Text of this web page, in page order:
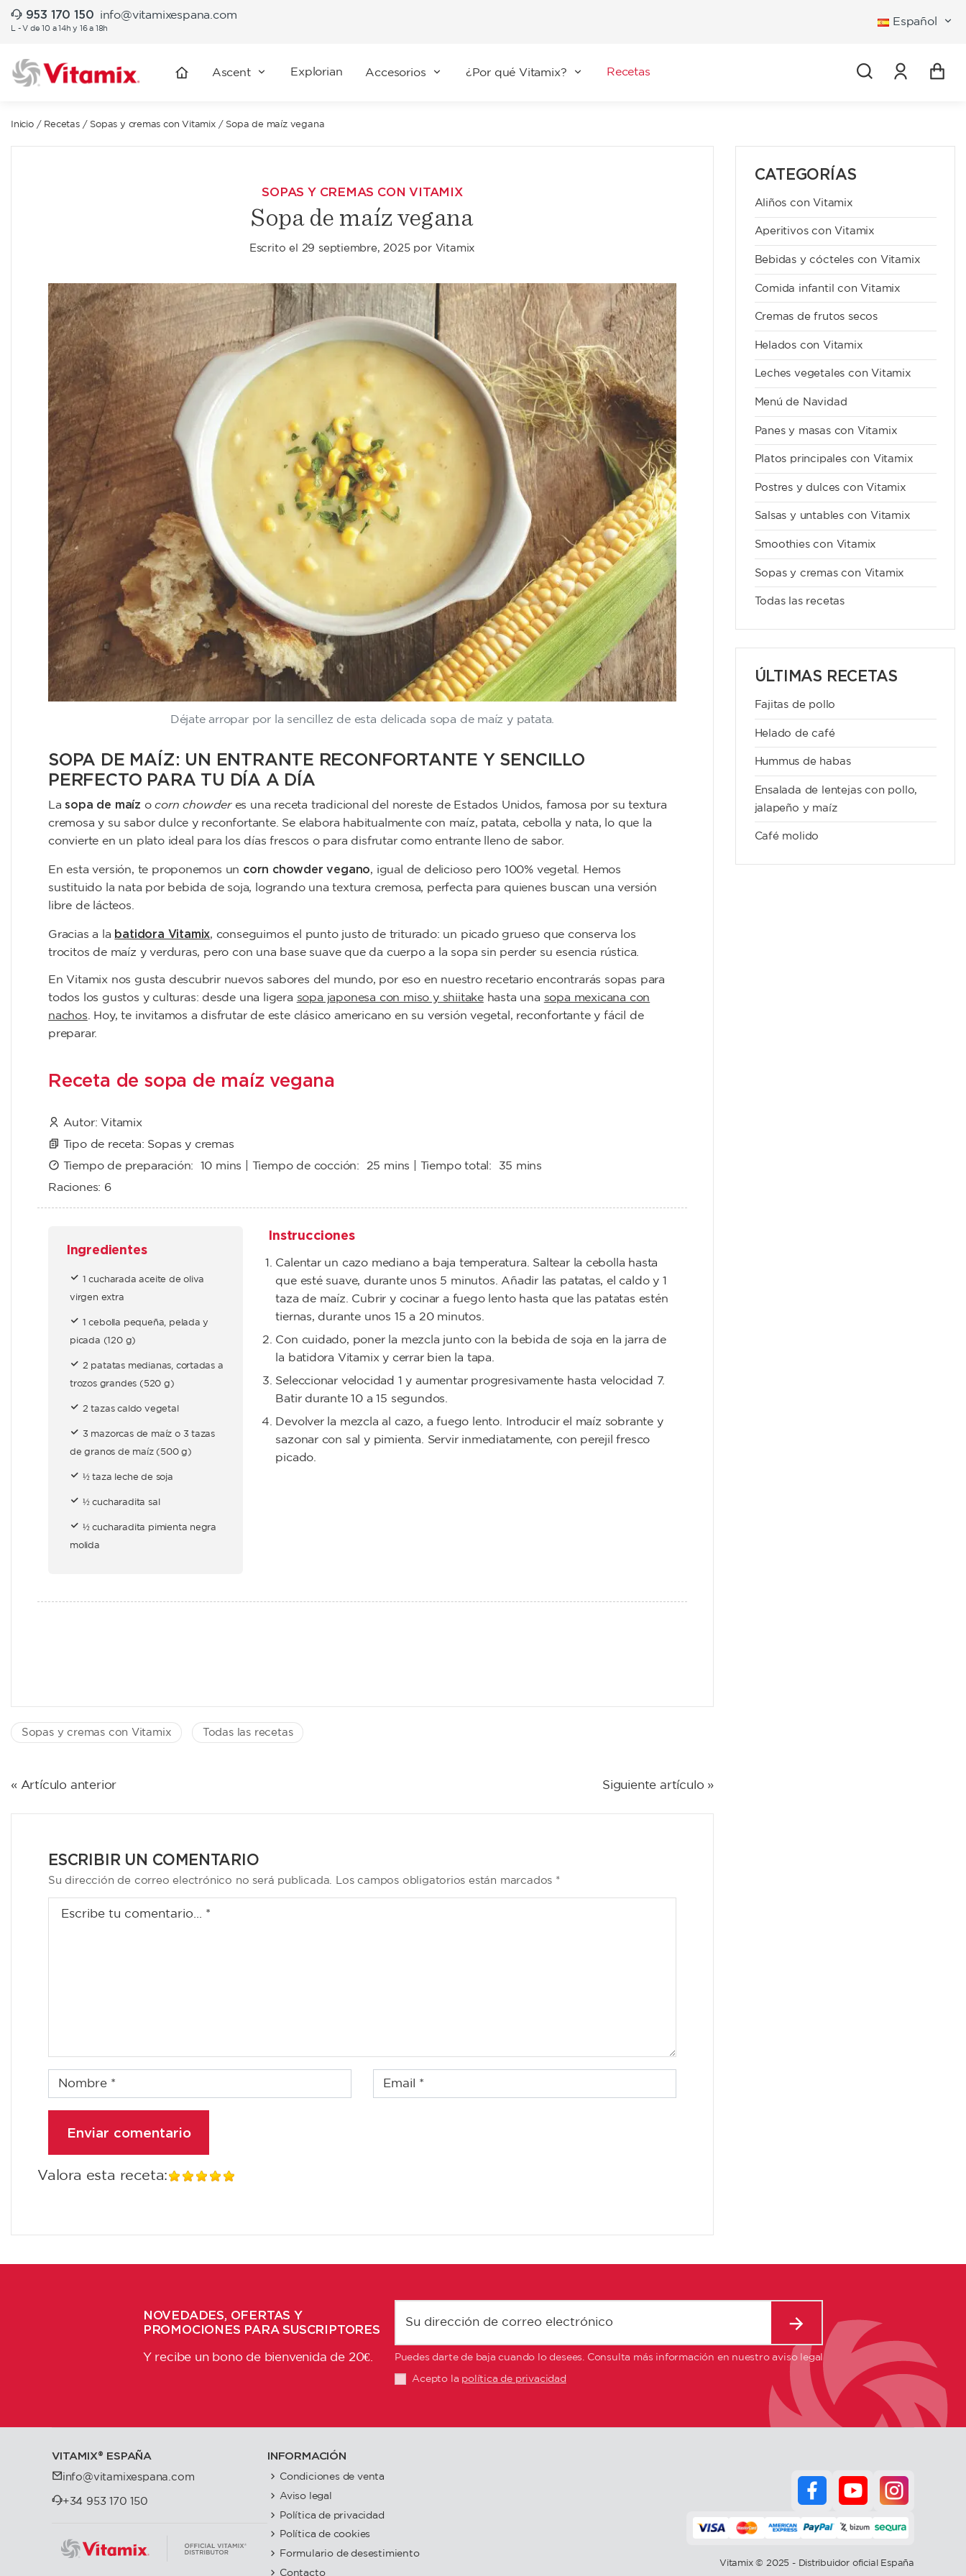
953 170 150 info@vitamixespana.com
L - V de 10 a 14h y 16 a 18h
Español
Ascent Explorian Accesorios ¿Por qué Vitamix? Recetas Iniciar
Inicio/ Recetas/ Sopas y cremas con Vitamix/ Sopa de maíz vegana
SOPAS Y CREMAS CON VITAMIX
Sopa de maíz vegana
Escrito el 29 septiembre, 2025por Vitamix
Déjate arropar por la sencillez de esta delicada sopa de maíz y patata.
SOPA DE MAÍZ: UN ENTRANTE RECONFORTANTE Y SENCILLO
PERFECTO PARA TU DÍA A DÍA
Lasopa de maíz ocorn chowderes una receta tradicional del noreste de Estados Unidos, famosa por su textura
cremosa y su sabor dulce y reconfortante. Se elabora habitualmente con maíz, patata, cebolla y nata, lo que la
convierte en un plato ideal para los días frescos o para disfrutar como entrante lleno de sabor.
En esta versión, te proponemos un corn chowder vegano, igual de delicioso pero 100% vegetal. Hemos
sustituido la nata por bebida de soja, logrando una textura cremosa, perfecta para quienes buscan una versión
libre de lácteos.
Gracias a la batidora Vitamix, conseguimos el punto justo de triturado: un picado grueso que conserva los
trocitos de maíz y verduras, pero con una base suave que da cuerpo a la sopa sin perder su esencia rústica.
En Vitamix nos gusta descubrir nuevos sabores del mundo, por eso en nuestro recetario encontrarás sopas para
todos los gustos y culturas: desde una ligera sopa japonesa con miso y shiitakehasta una sopa mexicana con
nachos. Hoy, te invitamos a disfrutar de este clásico americano en su versión vegetal, reconfortante y fácil de
preparar.
Receta de sopa de maíz vegana
Autor: Vitamix
Tipo de receta: Sopas y cremas
Tiempo de preparación: 10 mins | Tiempo de cocción: 25 mins | Tiempo total: 35 mins
Raciones: 6
Ingredientes
1 cucharada aceite de oliva
virgen extra
1 cebolla pequeña, pelada y
picada (120 g)
2 patatas medianas, cortadas a
trozos grandes (520 g)
2 tazas caldo vegetal
3 mazorcas de maíz o 3 tazas
de granos de maíz (500 g)
½ taza leche de soja
½ cucharadita sal
½ cucharadita pimienta negra
molida
Instrucciones
Calentar un cazo mediano a baja temperatura. Saltear la cebolla hasta
que esté suave, durante unos 5 minutos. Añadir las patatas, el caldo y 1
taza de maíz. Cubrir y cocinar a fuego lento hasta que las patatas estén
tiernas, durante unos 15 a 20 minutos.
Con cuidado, poner la mezcla junto con la bebida de soja en la jarra de
la batidora Vitamix y cerrar bien la tapa.
Seleccionar velocidad 1 y aumentar progresivamente hasta velocidad 7.
Batir durante 10 a 15 segundos.
Devolver la mezcla al cazo, a fuego lento. Introducir el maíz sobrante y
sazonar con sal y pimienta. Servir inmediatamente, con perejil fresco
picado.
Sopas y cremas con Vitamix Todas las recetas
NAVEGACIÓN
« Artículo anterior Siguiente artículo »
ESCRIBIR UN COMENTARIO
Su dirección de correo electrónico no será publicada. Los campos obligatorios están marcados *
Valora esta receta:
CATEGORÍAS
Aliños con Vitamix
Aperitivos con Vitamix
Bebidas y cócteles con Vitamix
Comida infantil con Vitamix
Cremas de frutos secos
Helados con Vitamix
Leches vegetales con Vitamix
Menú de Navidad
Panes y masas con Vitamix
Platos principales con Vitamix
Postres y dulces con Vitamix
Salsas y untables con Vitamix
Smoothies con Vitamix
Sopas y cremas con Vitamix
Todas las recetas
ÚLTIMAS RECETAS
Fajitas de pollo
Helado de café
Hummus de habas
Ensalada de lentejas con pollo,
jalapeño y maíz
Café molido
NOVEDADES, OFERTAS Y
PROMOCIONES PARA SUSCRIPTORES
Y recibe un bono de bienvenida de 20€. Puedes darte de baja cuando lo desees. Consulta más información en nuestro aviso legal
Acepto la política de privacidad
VITAMIX®️ ESPAÑA
info@vitamixespana.com
+34 953 170 150
INFORMACIÓN
Condiciones de venta
Aviso legal
Política de privacidad
Política de cookies
Formulario de desestimiento
Contacto
Vitamix © 2025 - Distribuidor oficial España